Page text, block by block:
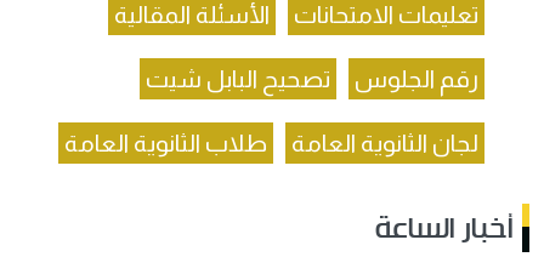
تعليمات الامتحانات الأسئلة المقالية
رقم الجلوس تصحيح البابل شيت
لجان الثانوية العامة طلاب الثانوية العامة
أخبار الساعة